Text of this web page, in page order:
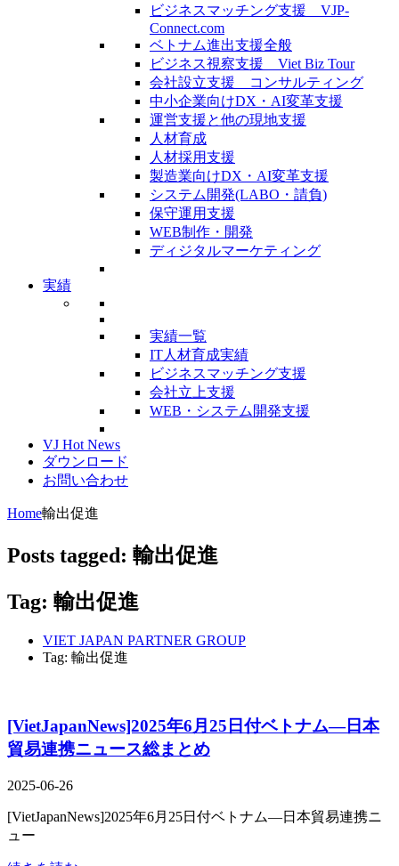
ビジネスマッチング支援 VJP-
Connect.com
ベトナム進出支援全般
ビジネス視察支援 Viet Biz Tour
会社設立支援 コンサルティング
中小企業向けDX・AI変革支援
運営支援と他の現地支援
人材育成
人材採用支援
製造業向けDX・AI変革支援
システム開発(LABO・請負)
保守運用支援
WEB制作・開発
ディジタルマーケティング
実績
実績一覧
IT人材育成実績
ビジネスマッチング支援
会社立上支援
WEB・システム開発支援
VJ Hot News
ダウンロード
お問い合わせ
Home輸出促進
Posts tagged: 輸出促進
Tag: 輸出促進
VIET JAPAN PARTNER GROUP
Tag: 輸出促進
[VietJapanNews]2025年6月25日付ベトナム―日本
貿易連携ニュース総まとめ
2025-06-26
[VietJapanNews]2025年6月25日付ベトナム―日本貿易連携ニ
ュー